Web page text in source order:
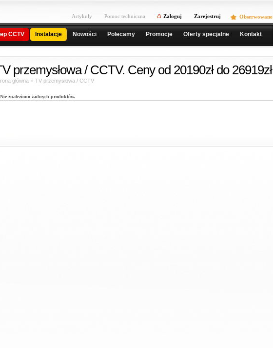
Artykuły Pomoc techniczna Zaloguj Zarejestruj Obserwowane
CCTV Instalacje Nowości Polecamy Promocje Oferty specjalne Kontakt
przemysłowa / CCTV. Ceny od 20190zł do 26919zł
główna » TV przemysłowa / CCTV
Nie znaleziono żadnych produktów.